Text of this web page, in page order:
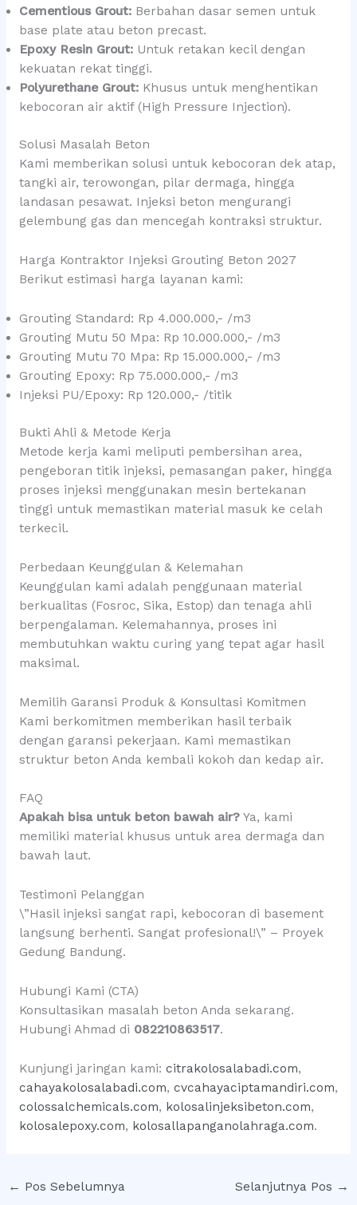
Cementious Grout:Berbahan dasar semen untuk
base plate atau beton precast.
Epoxy Resin Grout:Untuk retakan kecil dengan
kekuatan rekat tinggi.
Polyurethane Grout:Khusus untuk menghentikan
kebocoran air aktif (High Pressure Injection).
Solusi Masalah Beton
Kami memberikan solusi untuk kebocoran dek atap,
tangki air, terowongan, pilar dermaga, hingga
landasan pesawat. Injeksi beton mengurangi
gelembung gas dan mencegah kontraksi struktur.
Harga Kontraktor Injeksi Grouting Beton 2027
Berikut estimasi harga layanan kami:
Grouting Standard: Rp 4.000.000,- /m3
Grouting Mutu 50 Mpa: Rp 10.000.000,- /m3
Grouting Mutu 70 Mpa: Rp 15.000.000,- /m3
Grouting Epoxy: Rp 75.000.000,- /m3
Injeksi PU/Epoxy: Rp 120.000,- /titik
Bukti Ahli & Metode Kerja
Metode kerja kami meliputi pembersihan area,
pengeboran titik injeksi, pemasangan paker, hingga
proses injeksi menggunakan mesin bertekanan
tinggi untuk memastikan material masuk ke celah
terkecil.
Perbedaan Keunggulan & Kelemahan
Keunggulan kami adalah penggunaan material
berkualitas (Fosroc, Sika, Estop) dan tenaga ahli
berpengalaman. Kelemahannya, proses ini
membutuhkan waktu curing yang tepat agar hasil
maksimal.
Memilih Garansi Produk & Konsultasi Komitmen
Kami berkomitmen memberikan hasil terbaik
dengan garansi pekerjaan. Kami memastikan
struktur beton Anda kembali kokoh dan kedap air.
FAQ
Apakah bisa untuk beton bawah air?Ya, kami
memiliki material khusus untuk area dermaga dan
bawah laut.
Testimoni Pelanggan
\”Hasil injeksi sangat rapi, kebocoran di basement
langsung berhenti. Sangat profesional!\” – Proyek
Gedung Bandung.
Hubungi Kami (CTA)
Konsultasikan masalah beton Anda sekarang.
Hubungi Ahmad di 082210863517.
Kunjungi jaringan kami: citrakolosalabadi.com,
cahayakolosalabadi.com, cvcahayaciptamandiri.com,
colossalchemicals.com, kolosalinjeksibeton.com,
kolosalepoxy.com, kolosallapanganolahraga.com.
← Pos Sebelumnya Selanjutnya Pos →